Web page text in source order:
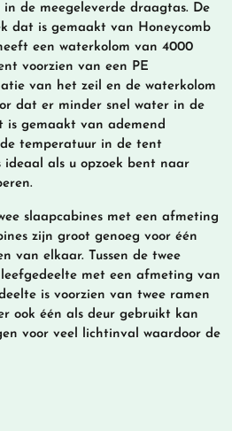
de meegeleverde draagtas. De
dat is gemaakt van Honeycomb
een waterkolom van 4000
voorzien van een PE
van het zeil en de waterkolom
dat er minder snel water in de
gemaakt van ademend
temperatuur in de tent
als u opzoek bent naar
slaapcabines met een afmeting
zijn groot genoeg voor één
van elkaar. Tussen de twee
met een afmeting van
is voorzien van twee ramen
ook één als deur gebruikt kan
voor veel lichtinval waardoor de